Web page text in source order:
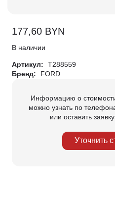
177,60 BYN
В наличии
Артикул:
T288559
Бренд:
FORD
Информацию о
можно узнать по
или оставить
Уточнить